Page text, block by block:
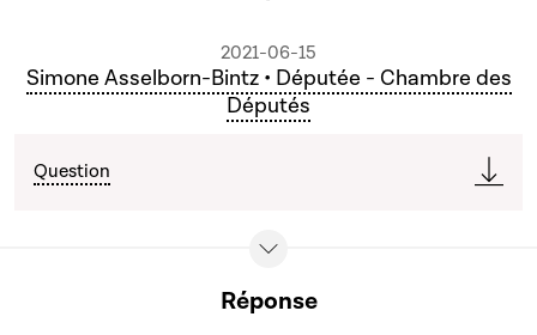
2021-06-15
Simone Asselborn-Bintz • Députée - Chambre des
Députés
Question
Réponse